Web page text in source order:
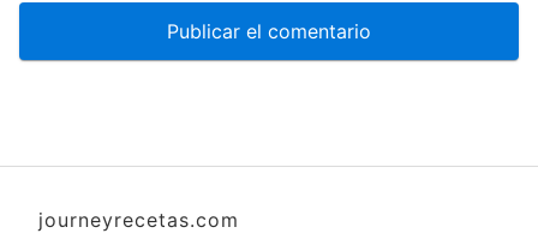
journeyrecetas.com